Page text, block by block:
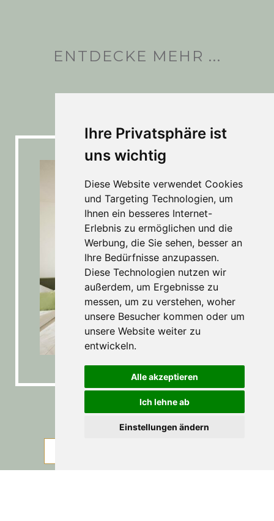
Ihre Privatsphäre ist
uns wichtig
Diese Website verwendet Cookies
und Targeting Technologien, um
Ihnen ein besseres Internet-
Erlebnis zu ermöglichen und die
Werbung, die Sie sehen, besser an
Ihre Bedürfnisse anzupassen.
Diese Technologien nutzen wir
außerdem, um Ergebnisse zu
messen, um zu verstehen, woher
unsere Besucher kommen oder um
unsere Website weiter zu
entwickeln.
Alle akzeptieren
Ich lehne ab
Einstellungen ändern
ENTDECKE MEHR ...
De Luxe
Zimmer